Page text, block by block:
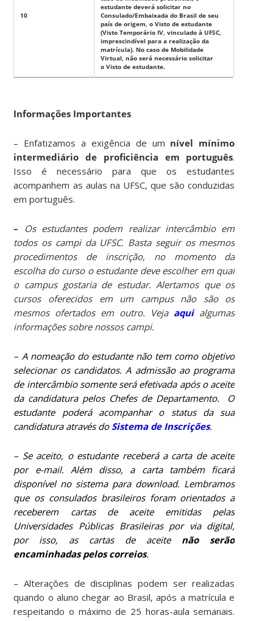
10
estudante deverá solicitar no
Consulado/Embaixada do Brasil de seu
país de origem, o Visto de estudante
(Visto Temporário IV, vinculado à UFSC,
imprescindível para a realização da
matrícula). No caso de Mobilidade
Virtual, não será necessário solicitar
o Visto de estudante.
Informações Importantes
– Enfatizamos a exigência de um nível mínimo
intermediário de proficiência em português.
Isso é necessário para que os estudantes
acompanhem as aulas na UFSC, que são conduzidas
em português.
–
Os estudantes podem realizar intercâmbio em
todos os campi da UFSC. Basta seguir os mesmos
procedimentos de inscrição, no momento da
escolha do curso o estudante deve escolher em qual
o campus gostaria de estudar. Alertamos que os
cursos oferecidos em um campus não são os
mesmos ofertados em outro. Veja aquialgumas
informações sobre nossos campi.
– A nomeação do estudante não tem como objetivo
selecionar os candidatos. A admissão ao programa
de intercâmbio somente será efetivada após o aceite
da candidatura pelos Chefes de Departamento. O
estudante poderá acompanhar o status da sua
candidatura através do Sistema de Inscrições.
– Se aceito, o estudante receberá a carta de aceite
por e-mail. Além disso, a carta também ficará
disponível no sistema para download. Lembramos
que os consulados brasileiros foram orientados a
receberem cartas de aceite emitidas pelas
Universidades Públicas Brasileiras por via digital,
por isso, as cartas de aceite não serão
encaminhadas pelos correios.
– Alterações de disciplinas podem ser realizadas
quando o aluno chegar ao Brasil, após a matrícula e
respeitando o máximo de 25 horas-aula semanais.